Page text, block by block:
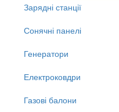
Зарядні станції
Сонячні панелі
Генератори
Електроковдри
Газові балони